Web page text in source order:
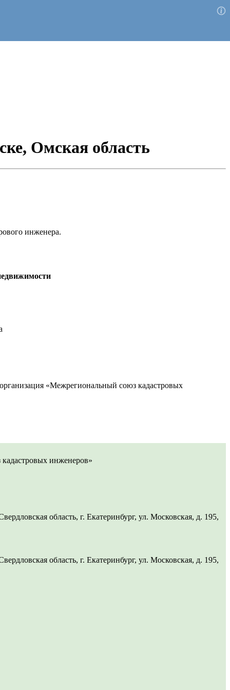
Омская область
инженера.
«Межрегиональный союз кадастровых
инженеров»
область, г. Екатеринбург, ул. Московская, д. 195,
область, г. Екатеринбург, ул. Московская, д. 195,